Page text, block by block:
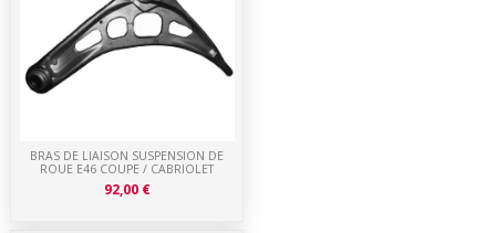
BRAS DE LIAISON SUSPENSION DE
ROUE E46 COUPE / CABRIOLET
92,00 €